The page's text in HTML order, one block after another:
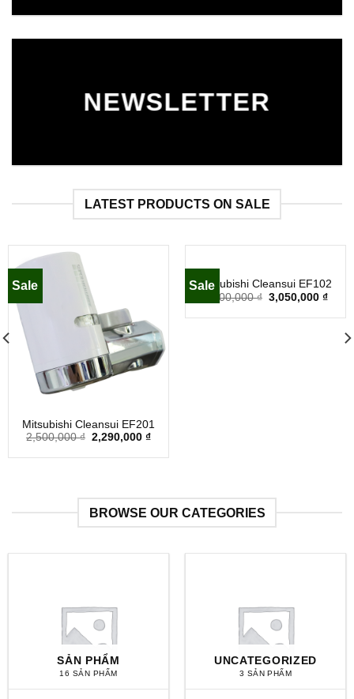
NEWSLETTER
LATEST PRODUCTS ON SALE
Sale
Mitsubishi Cleansui EF201
2,500,000₫ 2,290,000₫
Sale
Mitsubishi Cleansui EF102
3,200,000₫ 3,050,000₫
BROWSE OUR CATEGORIES
SẢN PHẨM
16 SẢN PHẨM
UNCATEGORIZED
3 SẢN PHẨM